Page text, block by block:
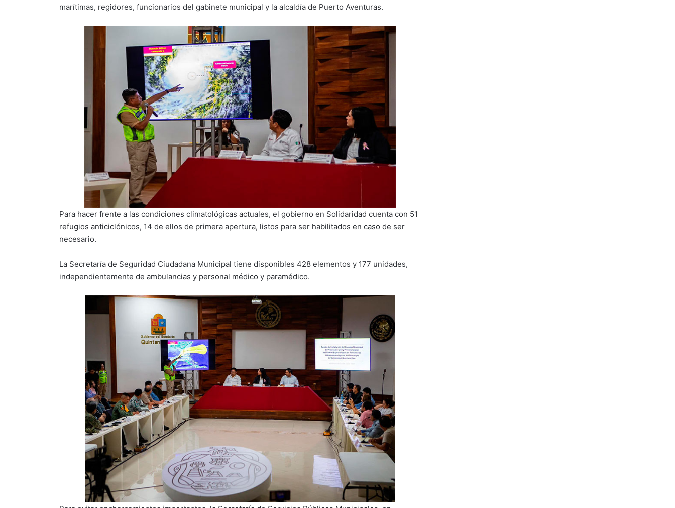
marítimas, regidores, funcionarios del gabinete municipal y la alcaldía de Puerto Aventuras.
Para hacer frente a las condiciones climatológicas actuales, el gobierno en Solidaridad cuenta con 51
refugios anticiclónicos, 14 de ellos de primera apertura, listos para ser habilitados en caso de ser
necesario.
La Secretaría de Seguridad Ciudadana Municipal tiene disponibles 428 elementos y 177 unidades,
independientemente de ambulancias y personal médico y paramédico.